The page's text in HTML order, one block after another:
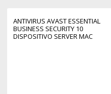
ANTIVIRUS AVAST ESSENTIAL
BUSINESS SECURITY 10
DISPOSITIVO SERVER MAC